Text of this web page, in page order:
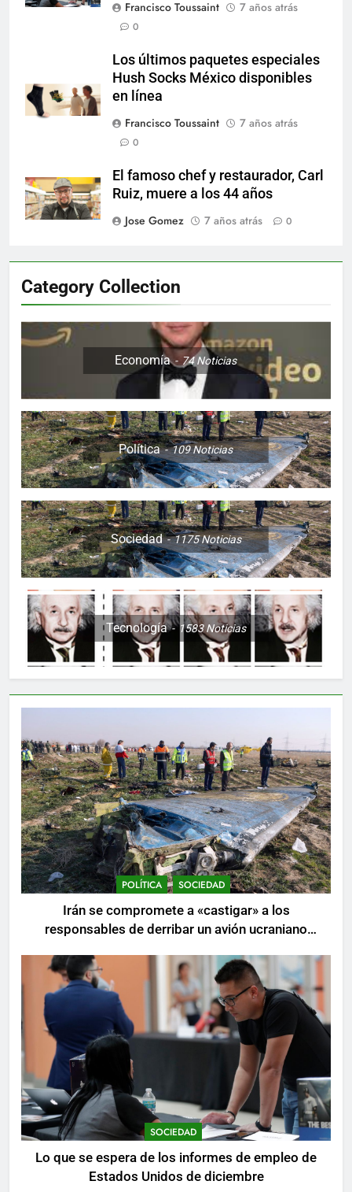
Francisco Toussaint 7 años atrás
0
Los últimos paquetes especiales
Hush Socks México disponibles
en línea
Francisco Toussaint
7 años atrás
0
El famoso chef y restaurador, Carl
Ruiz, muere a los 44 años
Jose Gomez
7 años atrás 0
Category Collection
Economía 74Noticias
Política 109Noticias
Sociedad 1175Noticias
Tecnología 1583Noticias
POLÍTICA SOCIEDAD
Irán se compromete a «castigar» a los
responsables de derribar un avión ucraniano
SOCIEDAD
Lo que se espera de los informes de empleo de
Estados Unidos de diciembre